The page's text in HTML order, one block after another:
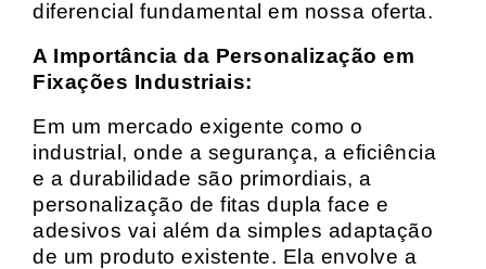
diferencial fundamental em nossa oferta.
A Importância da Personalização em
Fixações Industriais:
Em um mercado exigente como o
industrial, onde a segurança, a eficiência
e a durabilidade são primordiais, a
personalização de fitas dupla face e
adesivos vai além da simples adaptação
de um produto existente. Ela envolve a